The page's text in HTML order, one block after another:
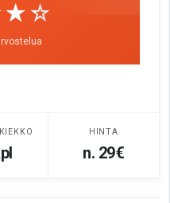
HINTA
n. 29€